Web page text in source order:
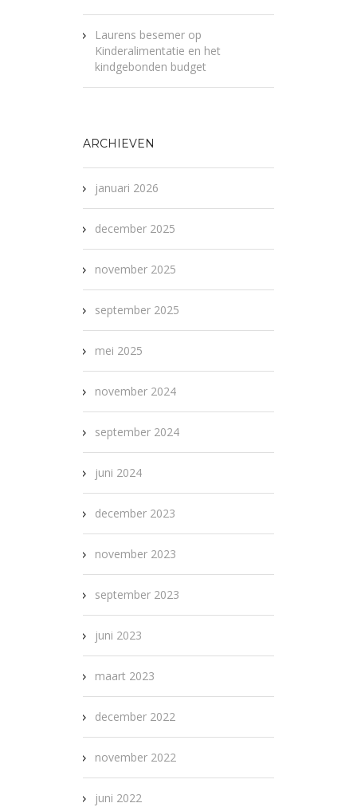
Laurens besemer op
Kinderalimentatie en het
kindgebonden budget
ARCHIEVEN
januari 2026
december 2025
november 2025
september 2025
mei 2025
november 2024
september 2024
juni 2024
december 2023
november 2023
september 2023
juni 2023
maart 2023
december 2022
november 2022
juni 2022